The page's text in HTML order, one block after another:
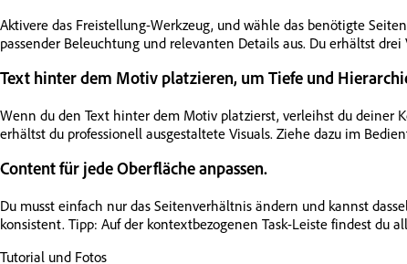
Aktivere das Freistellung-Werkzeug, und wähle das benötigte
passender Beleuchtung und relevanten Details aus. Du erhältst
Text hinter dem Motiv platzieren, um Tiefe und
Wenn du den Text hinter dem Motiv platzierst, verleihst du deiner
erhältst du professionell ausgestaltete Visuals. Ziehe dazu im
Content für jede Oberfläche anpassen.
Du musst einfach nur das Seitenverhältnis ändern und kannst
konsistent. Tipp: Auf der kontextbezogenen Task-Leiste findest du
Tutorial und Fotos